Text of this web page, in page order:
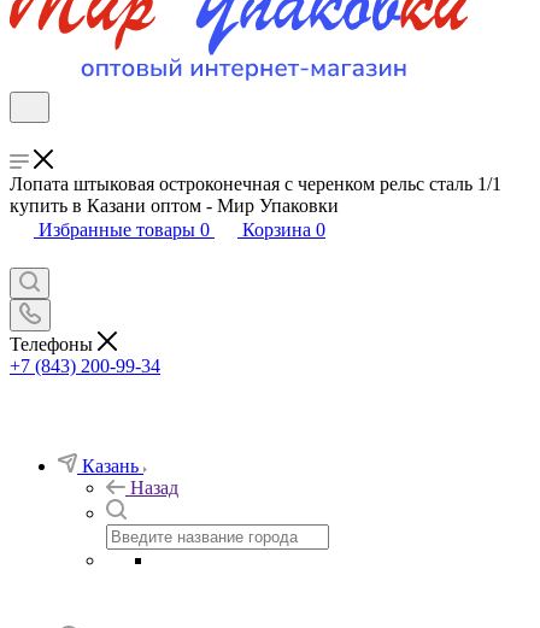
Лопата штыковая остроконечная с черенком рельс сталь 1/1
купить в Казани оптом - Мир Упаковки
Избранные товары 0 Корзина 0
Телефоны
+7 (843) 200-99-34
Казань
Назад